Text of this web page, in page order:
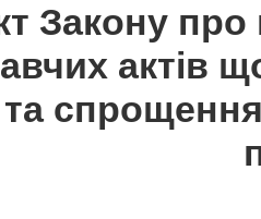
Закону про
актів